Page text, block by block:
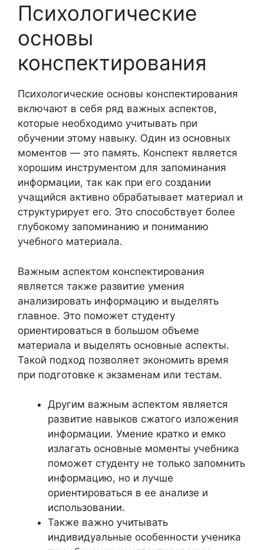
Психологические
основы
конспектирования
Психологические основы конспектирования
включают в себя ряд важных аспектов,
которые необходимо учитывать при
обучении этому навыку. Один из основных
моментов — это память. Конспект является
хорошим инструментом для запоминания
информации, так как при его создании
учащийся активно обрабатывает материал и
структурирует его. Это способствует более
глубокому запоминанию и пониманию
учебного материала.
Важным аспектом конспектирования
является также развитие умения
анализировать информацию и выделять
главное. Это поможет студенту
ориентироваться в большом объеме
материала и выделять основные аспекты.
Такой подход позволяет экономить время
при подготовке к экзаменам или тестам.
Другим важным аспектом является
развитие навыков сжатого изложения
информации. Умение кратко и емко
излагать основные моменты учебника
поможет студенту не только запомнить
информацию, но и лучше
ориентироваться в ее анализе и
использовании.
Также важно учитывать
индивидуальные особенности ученика